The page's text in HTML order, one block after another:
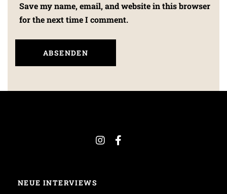
Save my name, email, and website in this browser
for the next time I comment.
NEUE INTERVIEWS